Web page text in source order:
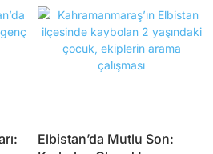
Elbistan’da Mutlu Son: